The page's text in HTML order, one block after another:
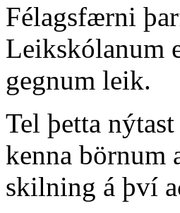
Félagsfærni
Leikskólanum
gegnum leik.
Tel þetta
kenna börnum
skilning á því